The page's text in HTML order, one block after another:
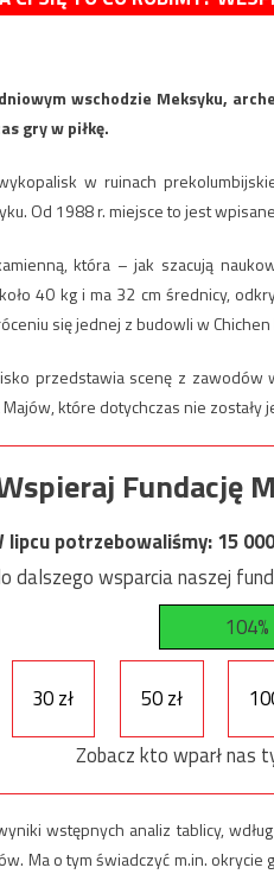
wschodzie Meksyku,
gry w piłkę.
w ruinach
Od 1988 r. miejsce to jest
która – jak szacują
40 kg i ma 32 cm średnicy,
się jednej z budowli w Chichen
przedstawia scenę z
które dotychczas nie
Fundację
lipcu potrzebowaliśmy:15
dalszego wsparcia naszej
104%
30 zł 50 zł
Zobacz kto wparł nas
wstępnych analiz tablicy,
Ma o tym świadczyć m.in.